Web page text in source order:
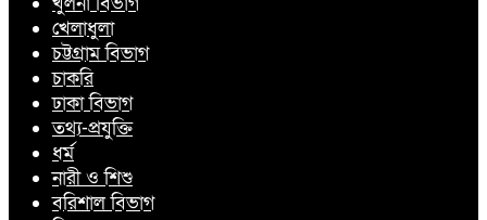
খেলাধুলা
চট্টগ্রাম বিভাগ
চাকরি
ঢাকা বিভাগ
তথ্য-প্রযুক্তি
ধর্ম
নারী ও শিশু
বরিশাল বিভাগ